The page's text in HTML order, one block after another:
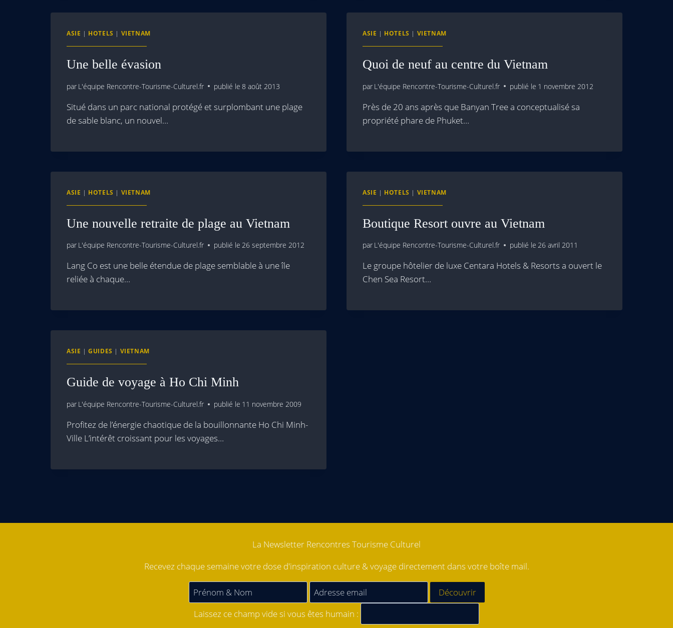
ASIE | HOTELS | VIETNAM
Une belle évasion
par L'équipe Rencontre-Tourisme-Culturel.fr publié le 8 août 2013
Situé dans un parc national protégé et surplombant une plage
de sable blanc, un nouvel…
ASIE | HOTELS | VIETNAM
Quoi de neuf au centre du Vietnam
par L'équipe Rencontre-Tourisme-Culturel.fr publié le 1 novembre 2012
Près de 20 ans après que Banyan Tree a conceptualisé sa
propriété phare de Phuket…
ASIE | HOTELS | VIETNAM
Une nouvelle retraite de plage au Vietnam
par L'équipe Rencontre-Tourisme-Culturel.fr publié le 26 septembre 2012
Lang Co est une belle étendue de plage semblable à une île
reliée à chaque…
ASIE | HOTELS | VIETNAM
Boutique Resort ouvre au Vietnam
par L'équipe Rencontre-Tourisme-Culturel.fr publié le 26 avril 2011
Le groupe hôtelier de luxe Centara Hotels & Resorts a ouvert le
Chen Sea Resort…
ASIE |GUIDES | VIETNAM
Guide de voyage à Ho Chi Minh
par L'équipe Rencontre-Tourisme-Culturel.fr publié le 11 novembre 2009
Profitez de l’énergie chaotique de la bouillonnante Ho Chi Minh-
Ville L’intérêt croissant pour les voyages…
La Newsletter Rencontres Tourisme Culturel
Recevez chaque semaine votre dose d'inspiration culture & voyage directement dans votre boîte mail.
Laissez ce champ vide si vous êtes humain :